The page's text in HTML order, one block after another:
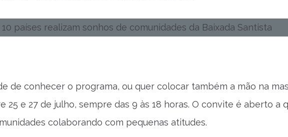
de conhecer o programa, ou quer colocar também a mão na
e 27 de julho, sempre das 9 às 18 horas. O convite é aberto a
colaborando com pequenas atitudes.